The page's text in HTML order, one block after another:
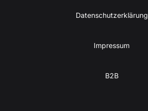
Datenschutzerklärung
Impressum
B2B